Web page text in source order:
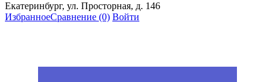
Екатеринбург, ул. Просторная, д. 146
ИзбранноеСравнение (0) Войти